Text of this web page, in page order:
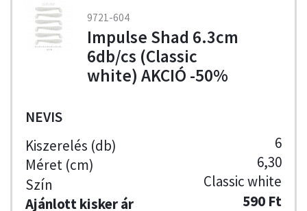
9721-604
Impulse Shad 6.3cm
6db/cs (Classic
white) AKCIÓ -50%
NEVIS
6
6,30
Classic white
590 Ft